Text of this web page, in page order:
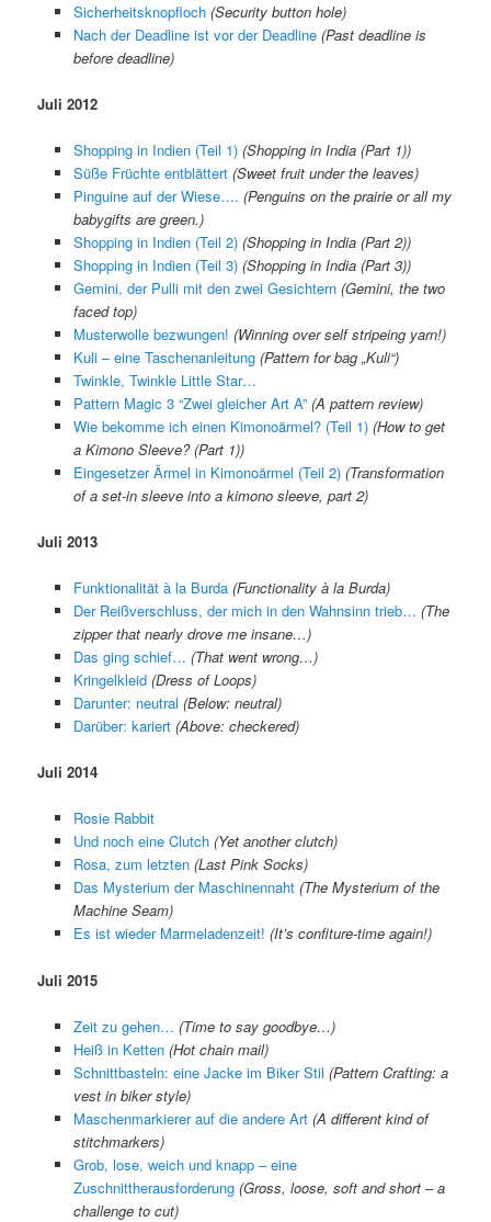
Sicherheitsknopfloch (Security button hole)
Nach der Deadline ist vor der Deadline (Past deadline is
before deadline)
Juli 2012
Shopping in Indien (Teil 1) (Shopping in India (Part 1))
Süße Früchte entblättert (Sweet fruit under the leaves)
Pinguine auf der Wiese…. (Penguins on the prairie or all my
babygifts are green.)
Shopping in Indien (Teil 2) (Shopping in India (Part 2))
Shopping in Indien (Teil 3) (Shopping in India (Part 3))
Gemini, der Pulli mit den zwei Gesichtern (Gemini, the two
faced top)
Musterwolle bezwungen! (Winning over self stripeing yarn!)
Kuli – eine Taschenanleitung (Pattern for bag „Kuli“)
Twinkle, Twinkle Little Star…
Pattern Magic 3 “Zwei gleicher Art A” (A pattern review)
Wie bekomme ich einen Kimonoärmel? (Teil 1) (How to get
a Kimono Sleeve? (Part 1))
Eingesetzer Ärmel in Kimonoärmel (Teil 2) (Transformation
of a set-in sleeve into a kimono sleeve, part 2)
Juli 2013
Funktionalität à la Burda (Functionality à la Burda)
Der Reißverschluss, der mich in den Wahnsinn trieb… (The
zipper that nearly drove me insane…)
Das ging schief… (That went wrong…)
Kringelkleid (Dress of Loops)
Darunter: neutral (Below: neutral)
Darüber: kariert (Above: checkered)
Juli 2014
Rosie Rabbit
Und noch eine Clutch (Yet another clutch)
Rosa, zum letzten (Last Pink Socks)
Das Mysterium der Maschinennaht (The Mysterium of the
Machine Seam)
Es ist wieder Marmeladenzeit! (It’s confiture-time again!)
Juli 2015
Zeit zu gehen… (Time to say goodbye…)
Heiß in Ketten (Hot chain mail)
Schnittbasteln: eine Jacke im Biker Stil (Pattern Crafting: a
vest in biker style)
Maschenmarkierer auf die andere Art (A different kind of
stitchmarkers)
Grob, lose, weich und knapp – eine
Zuschnittherausforderung (Gross, loose, soft and short – a
challenge to cut)